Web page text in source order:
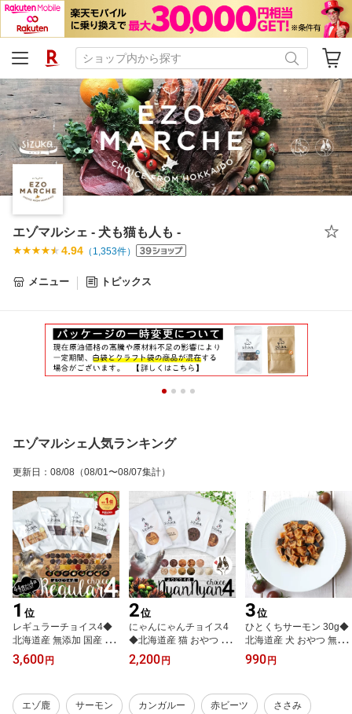
エゾマルシェ - 犬も猫も人も -
4.94 （ 1,353件）
メニュー トピックス
エゾマルシェ人気ランキング
更新日 ： 08/08 （08/01〜08/07集計）
1 位
レギュラーチョイス4◆
北海道産 無添加 国産 グ
ルテンフリー 選べる オ
ヤツ ジャーキー シニア
き エゾ鹿 鹿肉 鮭 サーモ
ン ささみ チキン 馬肉 カ
3,600 円
2位
にゃんにゃんチョイス4
◆北海道産 猫 おやつ 無
添加 国産 キャットフー
ド ペット 好き 手作り エ
クマザサ 熊 笹 ねこ 犬
ギフト 詰め合わせ まと
2,200 円
3位
ひとくちサーモン 30g◆
北海道産 犬 おやつ 無添
加 国産 犬猫のおやつシ
ズカ sizuka エゾマルシ
好き 手作り 鮭 ジャーキ
ー 鮭 ノーズワーク 知育
990 円
エゾ鹿 サーモン カンガルー 赤ビーツ ささみ